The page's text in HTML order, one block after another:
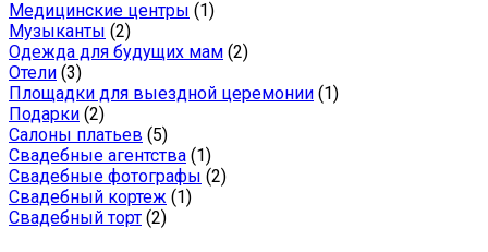
Медицинские центры (1)
Музыканты (2)
Одежда для будущих мам (2)
Отели (3)
Площадки для выездной церемонии (1)
Подарки (2)
Салоны платьев (5)
Свадебные агентства (1)
Свадебные фотографы (2)
Свадебный кортеж (1)
Свадебный торт (2)